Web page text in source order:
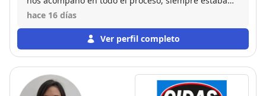
disponible para cualquier duda y en la primera visita
todas las letras. Muy agradecidos por todo. Volvería
a confiar en el sin duda.
hace 16 días
Ver perfil completo